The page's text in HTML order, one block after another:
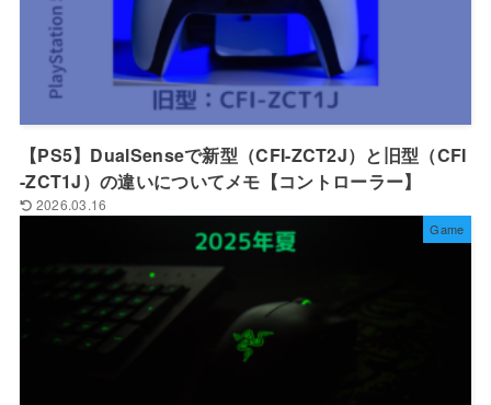
【PS5】DualSenseで新型（CFI-ZCT2J）と旧型（CFI
-ZCT1J）の違いについてメモ【コントローラー】
2026.03.16
Game